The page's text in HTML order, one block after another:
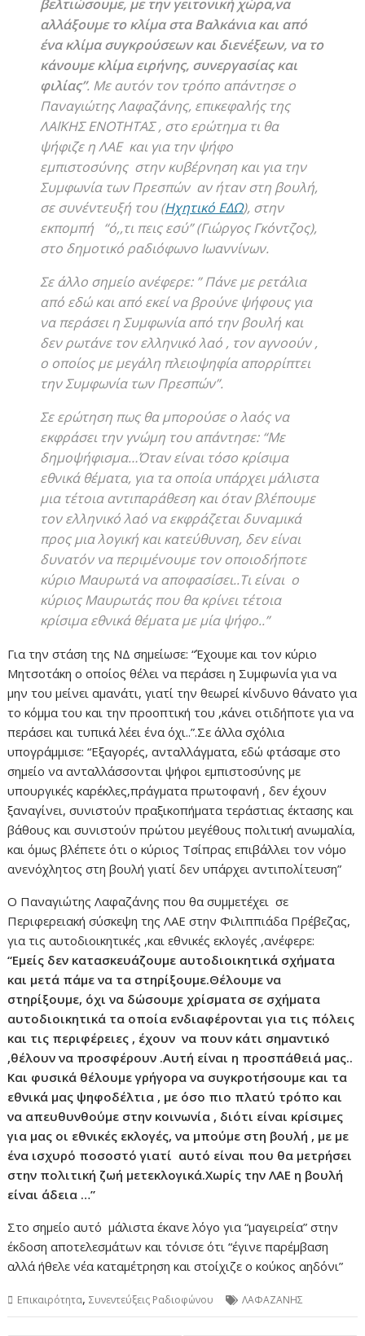
βελτιώσουμε, με την γειτονική χώρα,να
αλλάξουμε το κλίμα στα Βαλκάνια και από
ένα κλίμα συγκρούσεων και διενέξεων, να το
κάνουμε κλίμα ειρήνης, συνεργασίας και
φιλίας”. Με αυτόν τον τρόπο απάντησε ο
Παναγιώτης Λαφαζάνης, επικεφαλής της
ΛΑΪΚΗΣ ΕΝΟΤΗΤΑΣ , στο ερώτημα τι θα
ψήφιζε η ΛΑΕ και για την ψήφο
εμπιστοσύνης στην κυβέρνηση και για την
Συμφωνία των Πρεσπών αν ήταν στη βουλή,
σε συνέντευξή του (Ηχητικό ΕΔΩ), στην
εκπομπή “ό,,τι πεις εσύ” (Γιώργος Γκόντζος),
στο δημοτικό ραδιόφωνο Ιωαννίνων.
Σε άλλο σημείο ανέφερε:” Πάνε με ρετάλια
από εδώ και από εκεί να βρούνε ψήφους για
να περάσει η Συμφωνία από την βουλή και
δεν ρωτάνε τον ελληνικό λαό , τον αγνοούν ,
ο οποίος με μεγάλη πλειοψηφία απορρίπτει
την Συμφωνία των Πρεσπών”.
Σε ερώτηση πως θα μπορούσε ο λαός να
εκφράσει την γνώμη του απάντησε: “Με
δημοψήφισμα…Όταν είναι τόσο κρίσιμα
εθνικά θέματα, για τα οποία υπάρχει μάλιστα
μια τέτοια αντιπαράθεση και όταν βλέπουμε
τον ελληνικό λαό να εκφράζεται δυναμικά
προς μια λογική και κατεύθυνση, δεν είναι
δυνατόν να περιμένουμε τον οποιοδήποτε
κύριο Μαυρωτά να αποφασίσει..Τι είναι ο
κύριος Μαυρωτάς που θα κρίνει τέτοια
κρίσιμα εθνικά θέματα με μία ψήφο..”
Για την στάση της ΝΔ σημείωσε: “Έχουμε και τον κύριο
Μητσοτάκη ο οποίος θέλει να περάσει η Συμφωνία για να
μην του μείνει αμανάτι, γιατί την θεωρεί κίνδυνο θάνατο για
το κόμμα του και την προοπτική του ,κάνει οτιδήποτε για να
περάσει και τυπικά λέει ένα όχι..”.Σε άλλα σχόλια
υπογράμμισε: “Εξαγορές, ανταλλάγματα, εδώ φτάσαμε στο
σημείο να ανταλλάσσονται ψήφοι εμπιστοσύνης με
υπουργικές καρέκλες,πράγματα πρωτοφανή , δεν έχουν
ξαναγίνει, συνιστούν πραξικοπήματα τεράστιας έκτασης και
βάθους και συνιστούν πρώτου μεγέθους πολιτική ανωμαλία,
και όμως βλέπετε ότι ο κύριος Τσίπρας επιβάλλει τον νόμο
ανενόχλητος στη βουλή γιατί δεν υπάρχει αντιπολίτευση”
Ο Παναγιώτης Λαφαζάνης που θα συμμετέχει σε
Περιφερειακή σύσκεψη της ΛΑΕ στην Φιλιππιάδα Πρέβεζας,
για τις αυτοδιοικητικές ,και εθνικές εκλογές ,ανέφερε:
“Εμείς δεν κατασκευάζουμε αυτοδιοικητικά σχήματα
και μετά πάμε να τα στηρίξουμε.Θέλουμε να
στηρίξουμε, όχι να δώσουμε χρίσματα σε σχήματα
αυτοδιοικητικά τα οποία ενδιαφέρονται για τις πόλεις
και τις περιφέρειες , έχουν να πουν κάτι σημαντικό
,θέλουν να προσφέρουν .Αυτή είναι η προσπάθειά μας..
Και φυσικά θέλουμε γρήγορα να συγκροτήσουμε και τα
εθνικά μας ψηφοδέλτια , με όσο πιο πλατύ τρόπο και
να απευθυνθούμε στην κοινωνία , διότι είναι κρίσιμες
για μας οι εθνικές εκλογές, να μπούμε στη βουλή , με με
ένα ισχυρό ποσοστό γιατί αυτό είναι που θα μετρήσει
στην πολιτική ζωή μετεκλογικά.Χωρίς την ΛΑΕ η βουλή
είναι άδεια …”
Στο σημείο αυτό μάλιστα έκανε λόγο για “μαγειρεία” στην
έκδοση αποτελεσμάτων και τόνισε ότι “έγινε παρέμβαση
αλλά ήθελε νέα καταμέτρηση και στοίχιζε ο κούκος αηδόνι”
Επικαιρότητα,Συνεντεύξεις Ραδιοφώνου ΛΑΦΑΖΑΝΗΣ